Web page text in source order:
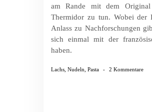
am Rande mit dem Original
Thermidor zu tun. Wobei der
Anlass zu Nachforschungen
sich einmal mit der
haben.
Lachs Nudeln Pasta - 2 Kommentare